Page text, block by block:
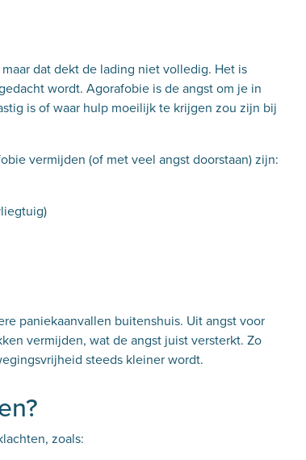
dat dekt de lading niet volledig. Het is
wordt. Agorafobie is de angst om je in
is of waar hulp moeilijk te krijgen zou zijn bij
vermijden (of met veel angst doorstaan) zijn:
paniekaanvallen buitenshuis. Uit angst voor
vermijden, wat de angst juist versterkt. Zo
steeds kleiner wordt.
zoals: